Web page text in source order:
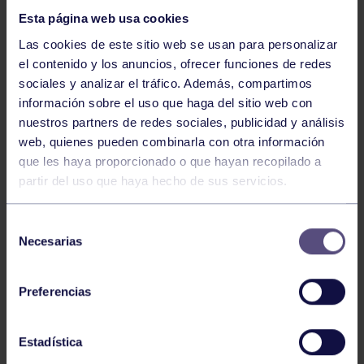
Esta página web usa cookies
Las cookies de este sitio web se usan para personalizar
el contenido y los anuncios, ofrecer funciones de redes
sociales y analizar el tráfico. Además, compartimos
información sobre el uso que haga del sitio web con
nuestros partners de redes sociales, publicidad y análisis
web, quienes pueden combinarla con otra información
que les haya proporcionado o que hayan recopilado a
partir del uso que haya hecho de sus servicios.
Necesarias
Preferencias
Estadística
Atletismo 22 Jun 2026
CAMPEONATO DE ASTURIAS SUB23 Y
ABSOLUTO
Atletismo